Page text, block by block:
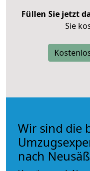
Füllen Sie jetzt
Sie
Wir sind die
nach Neusäß